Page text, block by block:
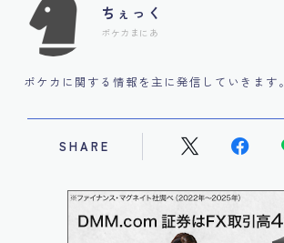
ちぇっく
ポケカまにあ
ポケカに関する情報を主に発信していきます。
SHARE